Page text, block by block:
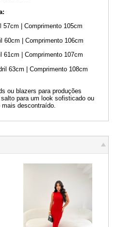
57cm | Comprimento 105cm
60cm | Comprimento 106cm
61cm | Comprimento 107cm
63cm | Comprimento 108cm
ou blazers para produções
para um look sofisticado ou
descontraído.